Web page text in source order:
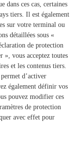
et parquets
dans ces cas, certaines
tiers. Il est également
sur votre terminal ou
détaillées sous «
de protection
», vous acceptez toutes
et les contenus tiers.
d’activer
également définir vos
pouvez modifier ces
de protection
avec effet pour